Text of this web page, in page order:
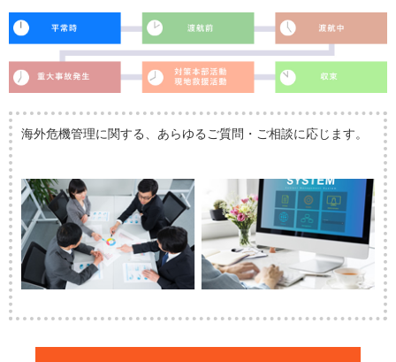
海外危機管理に関する、あらゆるご質問・ご相談に応じます。